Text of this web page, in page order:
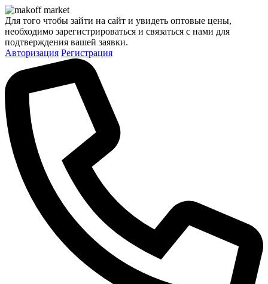
Для того чтобы зайти на сайт и увидеть оптовые цены,
необходимо зарегистрироваться и связаться с нами для
подтверждения вашей заявки.
Авторизация Регистрация